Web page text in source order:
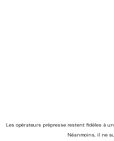
Les opérateurs prépresse restent fidèles à
Néanmoins, il ne